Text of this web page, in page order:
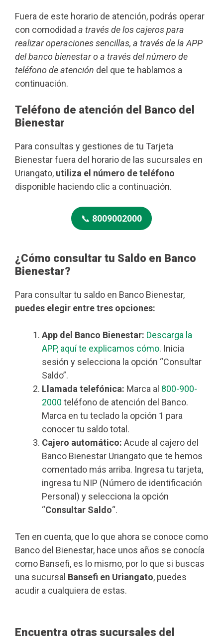
Fuera de este horario de atención, podrás operar
con comodidad a través de los cajeros para
realizar operaciones sencillas, a través de la APP
del banco bienestar o a través del número de
teléfono de atención del que te hablamos a
continuación.
Teléfono de atención del Banco del
Bienestar
Para consultas y gestiones de tu Tarjeta
Bienestar fuera del horario de las sucursales en
Uriangato, utiliza el número de teléfono
disponible haciendo clic a continuación.
📞 8009002000
¿Cómo consultar tu Saldo en Banco
Bienestar?
Para consultar tu saldo en Banco Bienestar,
puedes elegir entre tres opciones:
App del Banco Bienestar: Descarga la
APP, aquí te explicamos cómo. Inicia
sesión y selecciona la opción “Consultar
Saldo”.
Llamada telefónica: Marca al 800-900-
2000 teléfono de atención del Banco.
Marca en tu teclado la opción 1 para
conocer tu saldo total.
Cajero automático: Acude al cajero del
Banco Bienestar Uriangato que te hemos
comentado más arriba. Ingresa tu tarjeta,
ingresa tu NIP (Número de identificación
Personal) y selecciona la opción
“Consultar Saldo“.
Ten en cuenta, que lo que ahora se conoce como
Banco del Bienestar, hace unos años se conocía
como Bansefi, es lo mismo, por lo que si buscas
una sucursal Bansefi en Uriangato, puedes
acudir a cualquiera de estas.
Encuentra otras sucursales del